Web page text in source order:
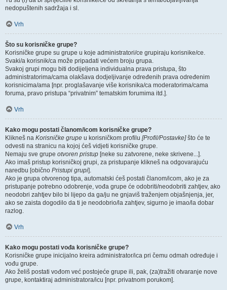
nedopuštenih sadržaja i sl.
Vrh
Što su korisničke grupe?
Korisničke grupe su grupe u koje administratori/ce grupiraju korisnike/ce.
Svaki/a korisnik/ca može pripadati većem broju grupa.
Svakoj grupi mogu biti dodijeljena individualna prava pristupa, što
administratorima/cama olakšava dodjeljivanje određenih prava određenim
korisnicima/ama [npr. proglašavanje više korisnika/ca moderatorima/cama
foruma, pravo pristupa “privatnim” tematskim forumima itd.].
Vrh
Kako mogu postati članom/icom korisničke grupe?
Klikneš na Korisničke grupe u korisničkom profilu [Profil/Postavke]što će te
odvesti na stranicu na kojoj ćeš vidjeti korisničke grupe.
Nemaju sve grupe otvoren pristup [neke su zatvorene, neke skrivene...].
Ako imaš pristup korisničkoj grupi, za pristupanje klikneš na odgovarajuću
naredbu [obično Pristupi grupi].
Ako je grupa otvorenog tipa, automatski ćeš postati članom/icom, ako je za
pristupanje potrebno odobrenje, vođa grupe će odobriti/neodobriti zahtjev, ako
neodobri zahtjev bilo bi lijepo da ga/ju ne gnjaviš traženjem objašnjenja, jer,
ako se zaista dogodilo da ti je neodobrio/la zahtjev, sigurno je imao/la dobar
razlog.
Vrh
Kako mogu postati vođa korisničke grupe?
Korisničke grupe inicijalno kreira administrator/ica pri čemu odmah određuje i
vođu grupe.
Ako želiš postati vođom već postojeće grupe ili, pak, (za)tražiti otvaranje nove
grupe, kontaktiraj administratora/icu [npr. privatnom porukom].